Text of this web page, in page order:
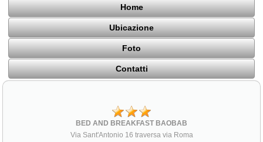
Home
Ubicazione
Foto
Contatti
BED AND BREAKFAST BAOBAB
Via Sant'Antonio 16 traversa via Roma